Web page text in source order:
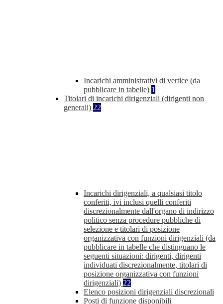
Incarichi amministrativi di vertice (da
pubblicare in tabelle) 1
Titolari di incarichi dirigenziali (dirigenti non
generali) 22
Incarichi dirigenziali, a qualsiasi titolo
conferiti, ivi inclusi quelli conferiti
discrezionalmente dall'organo di indirizzo
politico senza procedure pubbliche di
selezione e titolari di posizione
organizzativa con funzioni dirigenziali (da
pubblicare in tabelle che distinguano le
seguenti situazioni: dirigenti, dirigenti
individuati discrezionalmente, titolari di
posizione organizzativa con funzioni
dirigenziali) 22
Elenco posizioni dirigenziali discrezionali
Posti di funzione disponibili